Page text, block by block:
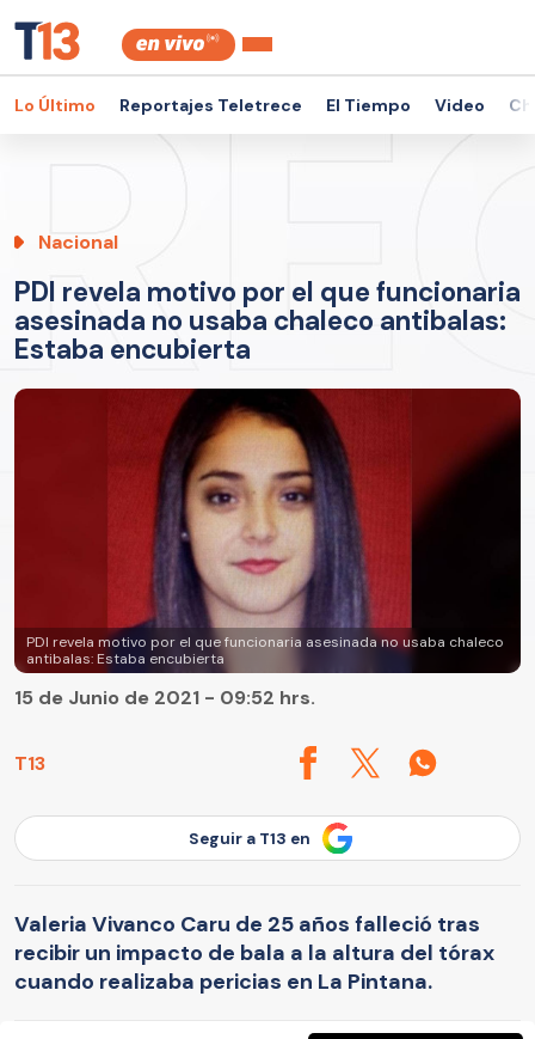
Lo Último Reportajes Teletrece El Tiempo Video
Nacional
PDI revela motivo por el que funcionaria
asesinada no usaba chaleco antibalas:
Estaba encubierta
PDI revela motivo por el que funcionaria asesinada no usaba chaleco
antibalas: Estaba encubierta
T13
15 de Junio de 2021 - 09:52 hrs.
Seguir a T13 en
Valeria Vivanco Caru de 25 años falleció tras
recibir un impacto de bala a la altura del tórax
cuando realizaba pericias en La Pintana.